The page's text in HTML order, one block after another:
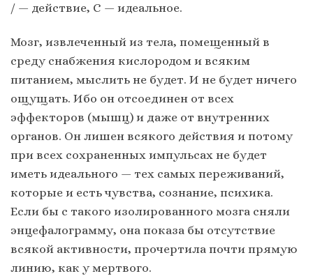
/ — действие, С — идеальное.
Мозг, извлеченный из тела, помещенный в
среду снабжения кислородом и всяким
питанием, мыслить не будет. И не будет ничего
ощущать. Ибо он отсоединен от всех
эффекторов (мышц) и даже от внутренних
органов. Он лишен всякого действия и потому
при всех сохраненных импульсах не будет
иметь идеального — тех самых переживаний,
которые и есть чувства, сознание, психика.
Если бы с такого изолированного мозга сняли
энцефалограмму, она показа бы отсутствие
всякой активности, прочертила почти прямую
линию, как у мертвого.